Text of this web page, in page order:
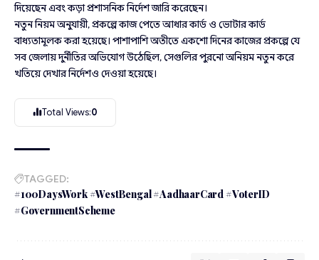
দিয়েছেন এবং কড়া প্রশাসনিক নির্দেশ জারি করেছেন।
নতুন নিয়ম অনুযায়ী, প্রকল্পে কাজ পেতে আধার কার্ড ও ভোটার কার্ড
বাধ্যতামূলক করা হয়েছে। পাশাপাশি অতীতে একশো দিনের কাজের প্রকল্পে যে
সব জেলায় দুর্নীতির অভিযোগ উঠেছিল, সেগুলির পুরনো অনিয়ম নতুন করে
খতিয়ে দেখার নির্দেশও দেওয়া হয়েছে।
Total Views:0
TAGGED:
#100DaysWork #WestBengal #AadhaarCard #VoterID
#GovernmentScheme